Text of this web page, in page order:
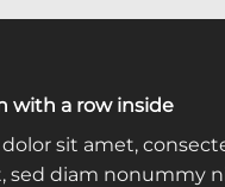
with a row inside
sit amet,
sed diam nonummy